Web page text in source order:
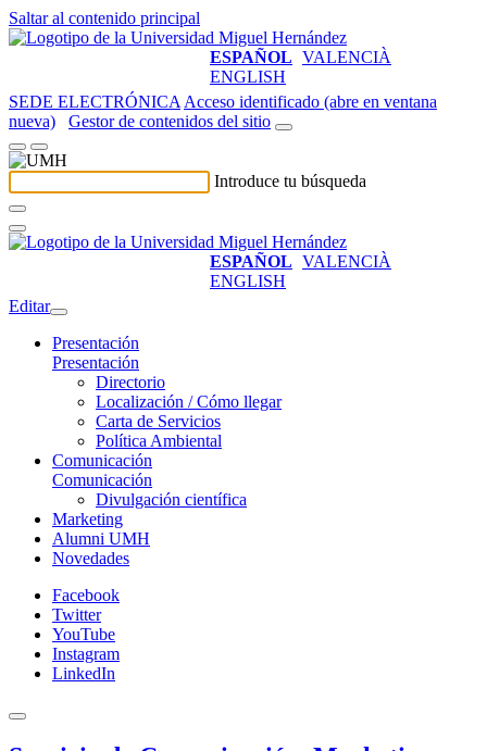
Saltar al contenido principal
ESPAÑOL VALENCIÀ
ENGLISH
SEDE ELECTRÓNICA Acceso identificado (abre en ventana
nueva)
Gestor de contenidos del sitio
Introduce tu búsqueda
ESPAÑOL VALENCIÀ
ENGLISH
Editar
Presentación
Presentación
Directorio
Localización / Cómo llegar
Carta de Servicios
Política Ambiental
Comunicación
Comunicación
Divulgación científica
Marketing
Alumni UMH
Novedades
Facebook
Twitter
YouTube
Instagram
LinkedIn